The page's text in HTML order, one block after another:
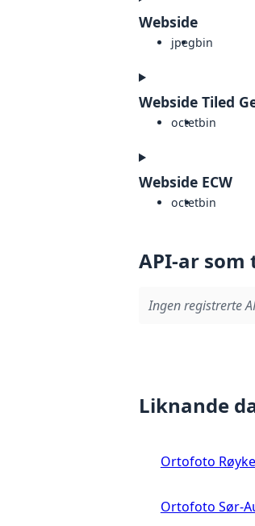
Webside
jpegbin
Webside Tiled
octetbin
Webside ECW
octetbin
API-ar
Ingen registrerte
Liknande
Ortofoto
Ortofoto Sør-